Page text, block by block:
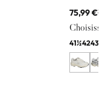
75,99 €
41½4243